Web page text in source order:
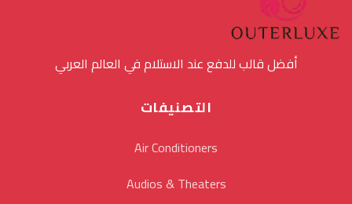
أفضل قالب للدفع عند الاستلام في العالم العربي
التصنيفات
Air Conditioners
Audios & Theaters